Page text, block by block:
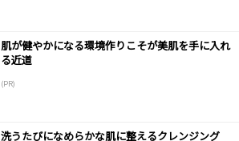
肌が健やかになる環境作りこそが美肌を手に入れ
る近道
(PR)
洗うたびになめらかな肌に整えるクレンジング